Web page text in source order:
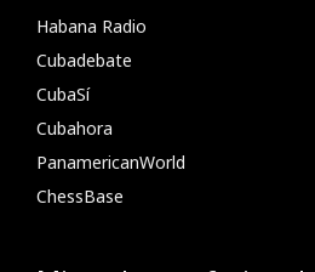
Habana Radio
Cubadebate
CubaSí
Cubahora
PanamericanWorld
ChessBase